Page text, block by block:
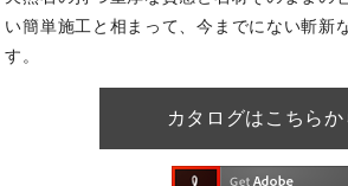
い簡単施工と相まって、今までにない斬新
す。
カタログはこちらか